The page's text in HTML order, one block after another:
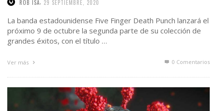
ROB ISA 29 SEPTIEMBRE, 2020
La banda estadounidense Five Finger Death Punch lanzará el
próximo 9 de octubre la segunda parte de su colección de
grandes éxitos, con el título …
Ver más 0 Comentarios